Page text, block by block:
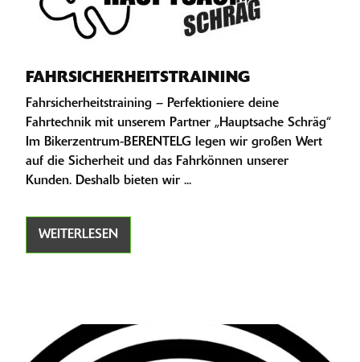
FAHRSICHERHEITSTRAINING
Fahrsicherheitstraining – Perfektioniere deine
Fahrtechnik mit unserem Partner „Hauptsache Schräg“
Im Bikerzentrum-BERENTELG legen wir großen Wert
auf die Sicherheit und das Fahrkönnen unserer
Kunden. Deshalb bieten wir ...
WEITERLESEN